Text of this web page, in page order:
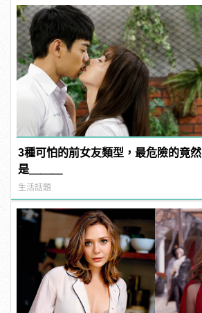
3種可怕的前女友類型，最危險的竟然
是＿＿＿
生活話題